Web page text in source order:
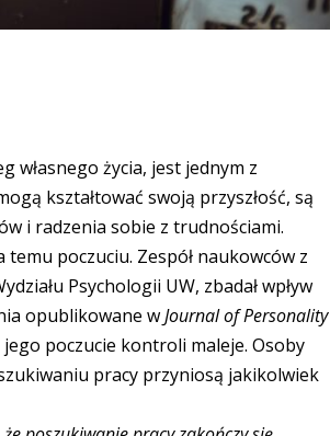
własnego życia, jest jednym z
kształtować swoją przyszłość, są
i radzenia sobie z trudnościami.
temu poczuciu. Zespół naukowców z
Psychologii UW, zbadał wpływ
opublikowane wJournal of Personality
poczucie kontroli maleje. Osoby
pracy przyniosą jakikolwiek